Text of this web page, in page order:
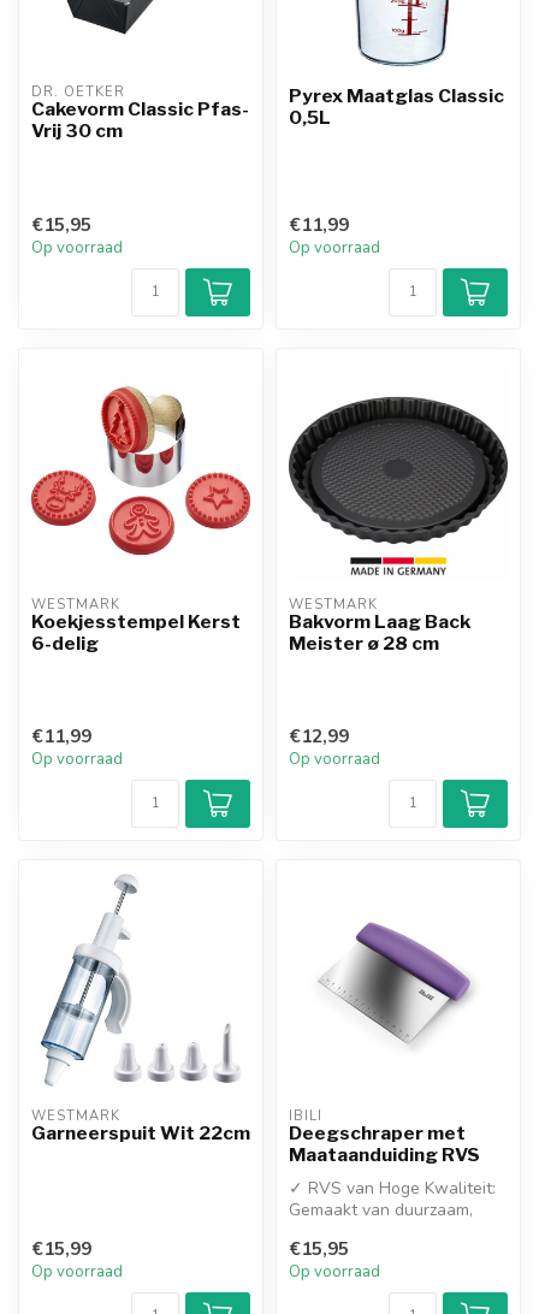
DR. OETKER
Cakevorm Classic Pfas-
Vrij 30 cm
€15,95
Op voorraad
Pyrex Maatglas Classic
0,5L
€11,99
Op voorraad
WESTMARK
Koekjesstempel Kerst
6-delig
€11,99
Op voorraad
WESTMARK
Bakvorm Laag Back
Meister ø 28 cm
€12,99
Op voorraad
WESTMARK
Garneerspuit Wit 22cm
€15,99
Op voorraad
IBILI
Deegschraper met
Maataanduiding RVS
✓ RVS van Hoge Kwaliteit:
Gemaakt van duurzaam,
dat n...
€15,95
Op voorraad